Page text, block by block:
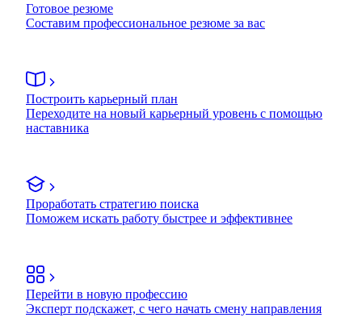
Готовое резюме
Составим профессиональное резюме за вас
Построить карьерный план
Переходите на новый карьерный уровень с помощью
наставника
Проработать стратегию поиска
Поможем искать работу быстрее и эффективнее
Перейти в новую профессию
Эксперт подскажет, с чего начать смену направления